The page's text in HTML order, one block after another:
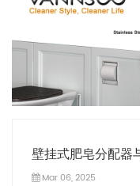
壁挂式肥皂分配器
Mar 06, 2025